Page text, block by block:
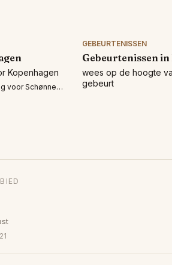
Kopenhagen
vandaag voor het eten omhoog
GEBEURTENISSEN
Gebeurtenissen
wees op de hoogte
gebeurt